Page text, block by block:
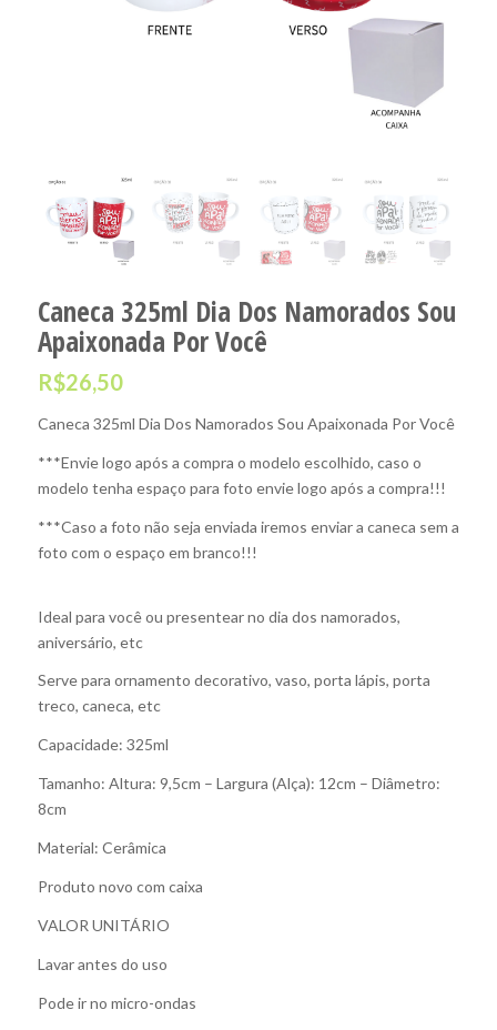
Caneca 325ml Dia Dos Namorados Sou
Apaixonada Por Você
R$26,50
Caneca 325ml Dia Dos Namorados Sou Apaixonada Por Você
***Envie logo após a compra o modelo escolhido, caso o
modelo tenha espaço para foto envie logo após a compra!!!
***Caso a foto não seja enviada iremos enviar a caneca sem a
foto com o espaço em branco!!!
Ideal para você ou presentear no dia dos namorados,
aniversário, etc
Serve para ornamento decorativo, vaso, porta lápis, porta
treco, caneca, etc
Capacidade: 325ml
Tamanho: Altura: 9,5cm – Largura (Alça): 12cm – Diâmetro:
8cm
Material: Cerâmica
Produto novo com caixa
VALOR UNITÁRIO
Lavar antes do uso
Pode ir no micro-ondas